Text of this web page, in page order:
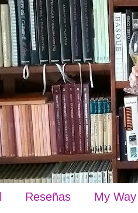
Reseñas My Way